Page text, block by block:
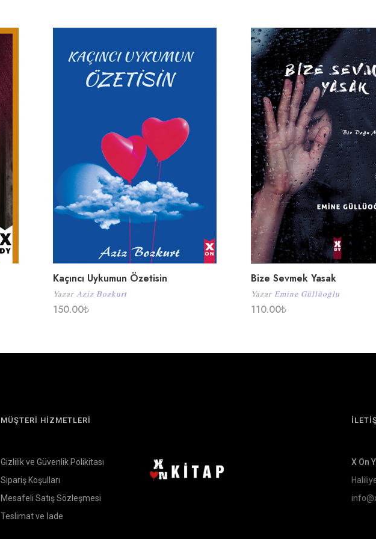
Kaçıncı Uykumun Özetisin
Yazar Aziz Bozkurt
150.00₺
Bize Sevmek Yasak
Yazar Emine Güllüoğlu
110.00₺
MÜŞTERİ HİZMETLERİ
Gizlilik ve Güvenlik Polikitası
Sipariş Koşulları
Mesafeli Satış Sözleşmesi
Teslimat ve İade
X On